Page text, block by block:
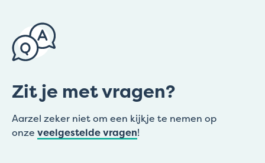
Zit je met vragen?
Aarzel zeker niet om een kijkje te nemen op
onze veelgestelde vragen!